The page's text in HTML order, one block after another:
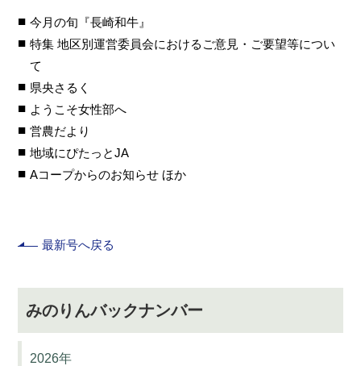
今月の旬『長崎和牛』
特集 地区別運営委員会におけるご意見・ご要望等につい
て
県央さるく
ようこそ女性部へ
営農だより
地域にぴたっとJA
Aコープからのお知らせ ほか
最新号へ戻る
みのりんバックナンバー
2026年